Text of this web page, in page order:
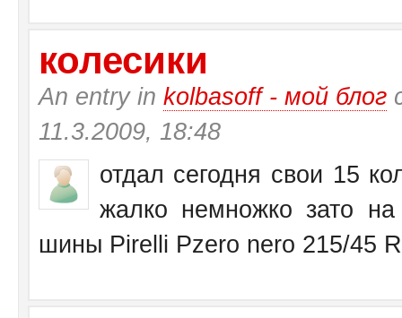
колесики
An entry in kolbasoff - мой блог
11.3.2009, 18:48
отдал сегодня свои 15
жалко немножко зато
шины Pirelli Pzero nero 215/45